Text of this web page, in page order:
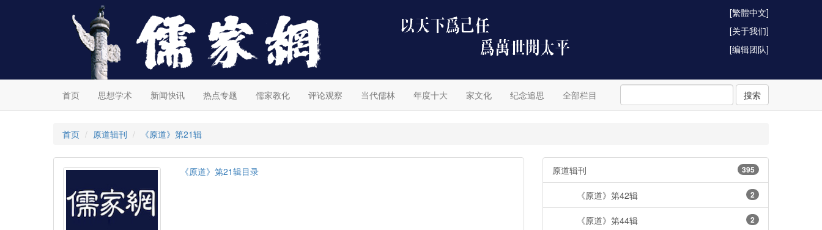
[繁體中文]
[关于我们]
[编辑团队]
首页 思想学术 新闻快讯 热点专题 儒家教化 评论观察 当代儒林 年度十大 家文化 纪念追思 全部栏目 搜索
首页 原道辑刊 《原道》第21辑
《原道》第21辑目录 395
原道辑刊
2
《原道》第42辑
2
《原道》第44辑